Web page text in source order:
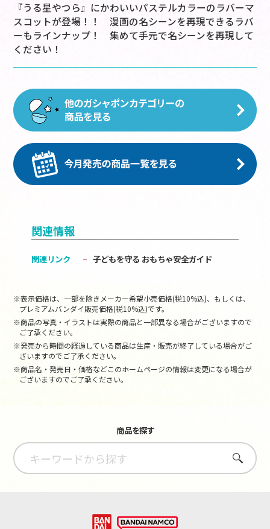
『うる星やつら』にかわいいパステルカラーのラバーマ
スコットが登場！！ 漫画の名シーンを再現できるラバ
ーもラインナップ！ 集めて手元で名シーンを再現して
ください！
関連情報
関連リンク 子どもを守る おもちゃ安全ガイド
※表示価格は、一部を除きメーカー希望小売価格(税10%込)、もしくは、
プレミアムバンダイ販売価格(税10%込)です。
※商品の写真・イラストは実際の商品と一部異なる場合がございますので
ご了承ください。
※発売から時間の経過している商品は生産・販売が終了している場合がご
ざいますのでご了承ください。
※商品名・発売日・価格などこのホームページの情報は変更になる場合が
ございますのでご了承ください。
商品を探す
さがす